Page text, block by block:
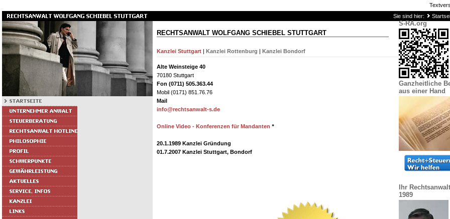
Sie sind hier:
RECHTSANWALT WOLFGANG SCHIEBEL STUTTGART
Kanzlei Stuttgart | Kanzlei Rottenburg | Kanzlei Bondorf
Alte Weinsteige 40
70180 Stuttgart
Fon (0711) 505.363.44
Mobil (0171) 851.76.76
Mail
info@rechtsanwalt-s.de
Online Video - Konferenzen für Mandanten *
20.1.1989 Kanzlei Gründung
01.7.2007 Kanzlei Stuttgart, Bondorf
S-RA.org
Ganzheitliche
aus einer Hand
Ihr
1989